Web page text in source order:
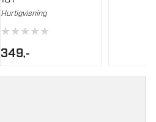
Hurtigvisning
★★★★★
349,-